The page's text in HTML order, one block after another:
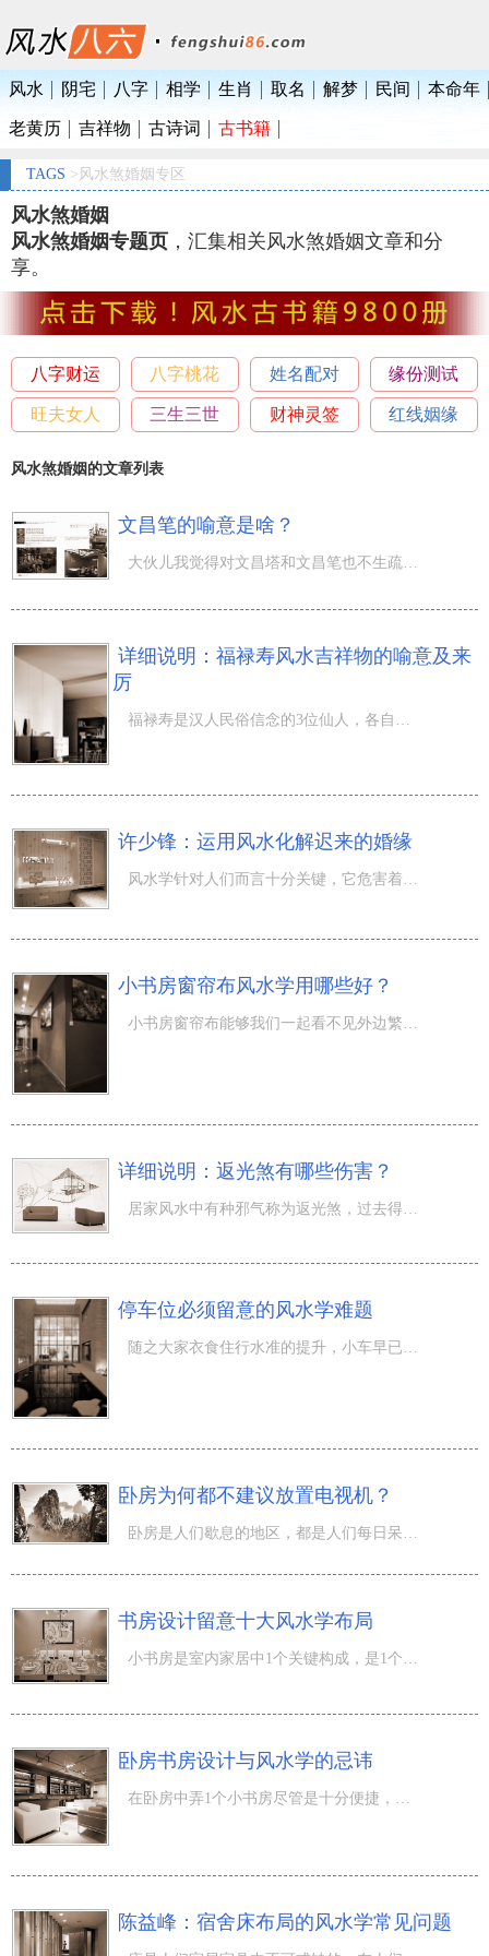
风水 阴宅 八字 相学 生肖 取名 解梦 民间 本命年
老黄历 吉祥物 古诗词 古书籍
TAGS >风水煞婚姻专区
风水煞婚姻
风水煞婚姻专题页 ，汇集相关风水煞婚姻文章和分
享。
八字财运 八字桃花 姓名配对 缘份测试
旺夫女人 三生三世 财神灵签 红线姻缘
风水煞婚姻的文章列表
文昌笔的喻意是啥？
大伙儿我觉得对文昌塔和文昌笔也不生疏吧！古代人素来高度重视文昌市，因此无论是文昌塔还是文昌笔历年来全
详细说明：福禄寿风水吉祥物的喻意及来
厉
许少锋：运用风水化解迟来的婚缘
小书房窗帘布风水学用哪些好？
详细说明：返光煞有哪些伤害？
停车位必须留意的风水学难题
随之大家衣食住行水准的提升，小车早已走进了家家户户，小车早已是很多，能够说沒有考虑到停车位或者地下停
卧房为何都不建议放置电视机？
卧房是人们歇息的地区，都是人们每日呆的時间最多的地区其一。很多人都喜爱在卧房放置上每台电视，那样在歇
书房设计留意十大风水学布局
小书房是室内家居中1个关键构成，是1个家中学习培训的关键场地。小书房与风水学关联着自身及其亲人工作是不
卧房书房设计与风水学的忌讳
在卧房中弄1个小书房尽管是十分便捷，可是却有必须的缺点，由于小书房是供人们学习培训工作的地区，必须的
陈益峰：宿舍床布局的风水学常见问题